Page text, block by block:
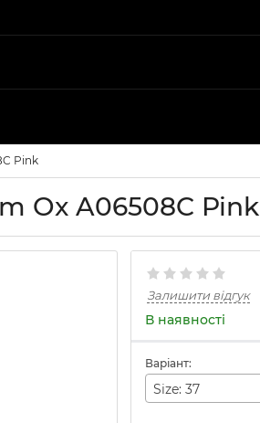
Pink
Ox A06508C Pink
Залишити відгук
В наявності
Варіант:
Size: 37